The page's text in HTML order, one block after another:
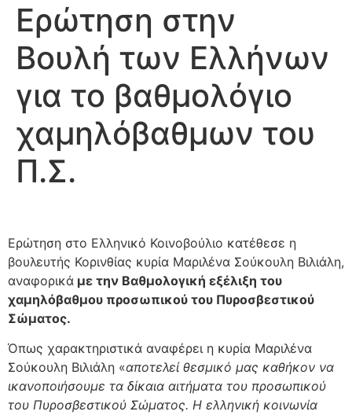
Ερώτηση στην
Βουλή των Ελλήνων
για το βαθμολόγιο
χαμηλόβαθμων του
Π.Σ.
Ερώτηση στο Ελληνικό Κοινοβούλιο κατέθεσε η
βουλευτής Κορινθίας κυρία Μαριλένα Σούκουλη Βιλιάλη,
αναφορικά με την Βαθμολογική εξέλιξη του
χαμηλόβαθμου προσωπικού του Πυροσβεστικού
Σώματος.
Όπως χαρακτηριστικά αναφέρει η κυρία Μαριλένα
Σούκουλη Βιλιάλη «αποτελεί θεσμικό μας καθήκον να
ικανοποιήσουμε τα δίκαια αιτήματα του προσωπικού
του Πυροσβεστικού Σώματος. Η ελληνική κοινωνία